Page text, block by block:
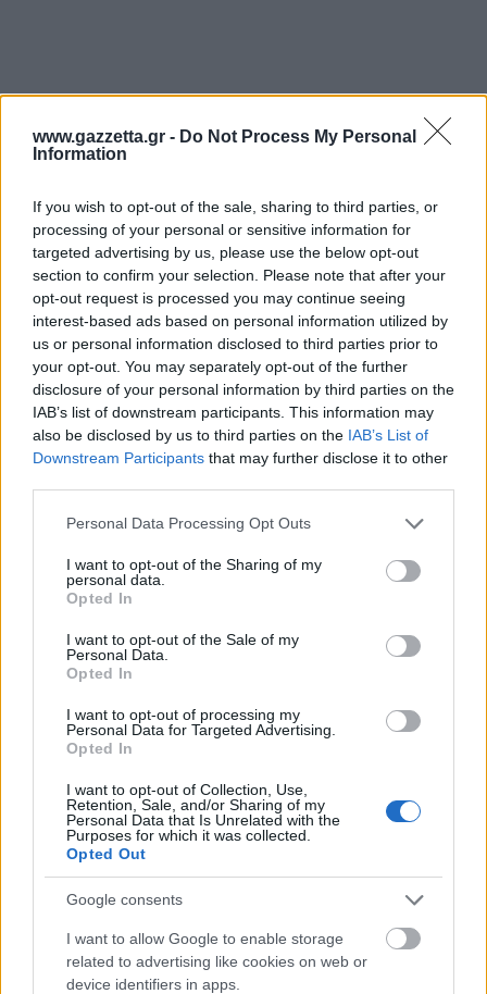
www.gazzetta.gr - Do Not Process My Personal
Information
If you wish to opt-out of the sale, sharing to third parties, or
processing of your personal or sensitive information for
targeted advertising by us, please use the below opt-out
section to confirm your selection. Please note that after your
opt-out request is processed you may continue seeing
interest-based ads based on personal information utilized by
us or personal information disclosed to third parties prior to
your opt-out. You may separately opt-out of the further
disclosure of your personal information by third parties on the
IAB’s list of downstream participants. This information may
also be disclosed by us to third parties on the IAB’s List of
Downstream Participants that may further disclose it to other
Please note that this website/app uses one or more Google
not limited to your visit or usage behaviour. You may click to
grant or deny consent to Google and its third-party tags to
use your data for below specified purposes in below Google
consent section.
Personal Data Processing Opt Outs
I want to opt-out of the Sharing of my
personal data.
Opted In
I want to opt-out of the Sale of my
Personal Data.
Opted In
I want to opt-out of processing my
Personal Data for Targeted Advertising.
Opted In
I want to opt-out of Collection, Use,
Retention, Sale, and/or Sharing of my
Personal Data that Is Unrelated with the
Purposes for which it was collected.
Opted Out
Google consents
I want to allow Google to enable storage
related to advertising like cookies on web or
device identifiers in apps.
Με τη ζήτηση να υπερβαίνει σταθερά την
προσφορά και στις τέσσερις φάσεις πωλήσεων, η
έκδοση του 2026 αναμένεται να είναι ένα από τα
πιο περιζήτητα Final Four στην ιστορία της
Οι οπαδοί ενθαρρύνονται να παραμένουν
συντονισμένοι στα επίσημα κανάλια της
EuroLeague για περαιτέρω ενημερώσεις ή
πληροφορίες σχετικά με τη διοργάνωση.
επικαιρότητας. Μάθε για όλους τους
και δες τιςαθλητικές μεταδόσειςτης ημέρας και της
εβδομάδας μέσα από το υπερπλήρες Πρόγραμμα TV του
Gazzetta. Ακολούθησέ μας και στοGoogle News.
ΔΙΑΒΑΣΕ ΑΚΟΜΗ: